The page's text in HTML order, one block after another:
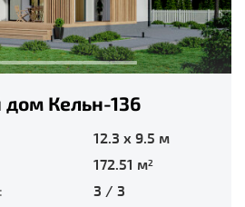
Кельн-136
12.3 x 9.5 м
172.51 м2
3 / 3